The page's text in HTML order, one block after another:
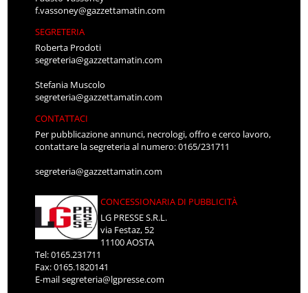
f.vassoney@gazzettamatin.com
SEGRETERIA
Roberta Prodoti
segreteria@gazzettamatin.com
Stefania Muscolo
segreteria@gazzettamatin.com
CONTATTACI
Per pubblicazione annunci, necrologi, offro e cerco lavoro,
contattare la segreteria al numero: 0165/231711
segreteria@gazzettamatin.com
CONCESSIONARIA DI PUBBLICITÀ
LG PRESSE S.R.L.
via Festaz, 52
11100 AOSTA
Tel: 0165.231711
Fax: 0165.1820141
E-mailsegreteria@lgpresse.com